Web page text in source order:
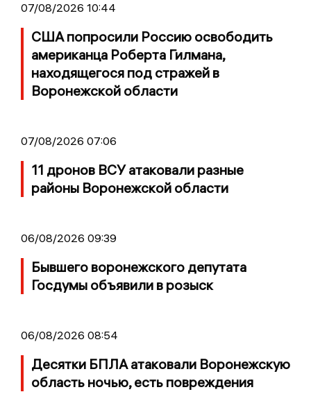
07/08/2026 10:44
США попросили Россию освободить
американца Роберта Гилмана,
находящегося под стражей в
Воронежской области
07/08/2026 07:06
11 дронов ВСУ атаковали разные
районы Воронежской области
06/08/2026 09:39
Бывшего воронежского депутата
Госдумы объявили в розыск
06/08/2026 08:54
Десятки БПЛА атаковали Воронежскую
область ночью, есть повреждения